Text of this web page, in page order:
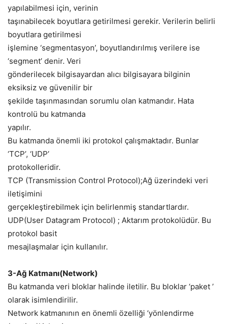
yapılabilmesi için, verinin
taşınabilecek boyutlara getirilmesi gerekir. Verilerin belirli
boyutlara getirilmesi
işlemine ‘segmentasyon’, boyutlandırılmış verilere ise
‘segment’ denir. Veri
gönderilecek bilgisayardan alıcı bilgisayara bilginin
eksiksiz ve güvenilir bir
şekilde taşınmasından sorumlu olan katmandır. Hata
kontrolü bu katmanda
yapılır.
Bu katmanda önemli iki protokol çalışmaktadır. Bunlar
‘TCP’, ‘UDP’
protokolleridir.
TCP (Transmission Control Protocol);Ağ üzerindeki veri
iletişimini
gerçekleştirebilmek için belirlenmiş standartlardır.
UDP(User Datagram Protocol) ; Aktarım protokolüdür. Bu
protokol basit
mesajlaşmalar için kullanılır.
3-Ağ Katmanı(Network)
Bu katmanda veri bloklar halinde iletilir. Bu bloklar ‘paket ’
olarak isimlendirilir.
Network katmanının en önemli özelliği ‘yönlendirme